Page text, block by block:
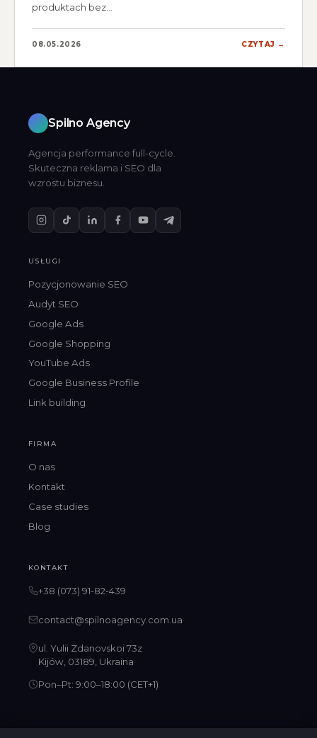
produktach bez…
08.05.2026 CZYTAJ →
Spilno Agency
Agencja performance full-cycle.
Skuteczna reklama i SEO dla
wzrostu biznesu.
USŁUGI
Pozycjonowanie SEO
Audyt SEO
Google Ads
Google Shopping
YouTube Ads
Google Business Profile
Link building
FIRMA
O nas
Kontakt
Case studies
Blog
KONTAKT
+38 (073) 91-82-439
contact@spilnoagency.com.ua
ul. Yulii Zdanovskoi 73z
Kijów, 03189, Ukraina
Pon–Pt: 9:00–18:00 (CET+1)